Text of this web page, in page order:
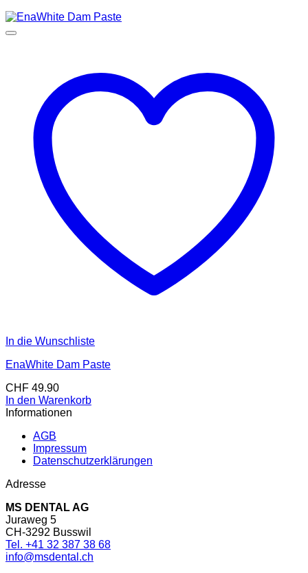
In die Wunschliste
EnaWhite Dam Paste
CHF 49.90
In den Warenkorb
Informationen
AGB
Impressum
Datenschutzerklärungen
Adresse
MS DENTAL AG
Juraweg 5
CH-3292 Busswil
Tel. +41 32 387 38 68
info@msdental.ch